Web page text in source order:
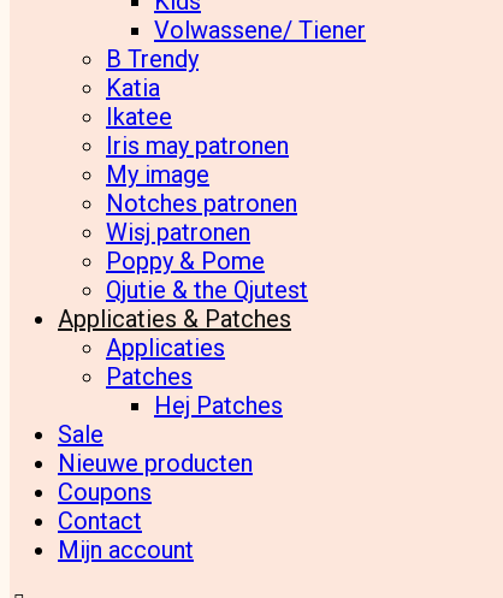
Volwassene/ Tiener
B Trendy
Katia
Ikatee
Iris may patronen
My image
Notches patronen
Wisj patronen
Poppy & Pome
Qjutie & the Qjutest
Applicaties & Patches
Applicaties
Patches
Hej Patches
Sale
Nieuwe producten
Coupons
Contact
Mijn account